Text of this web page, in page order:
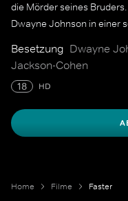
die Mörder seines
Dwayne Johnson in einer
Besetzung Dwayne
Jackson-Cohen
18 HD
Home Filme Faster